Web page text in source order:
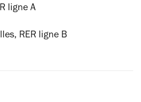
ligne A
RER ligne B